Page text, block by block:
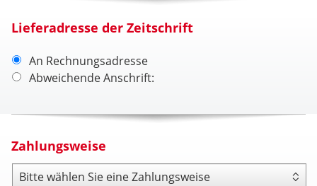
Lieferadresse der Zeitschrift
An Rechnungsadresse
Abweichende Anschrift:
Zahlungsweise
Zahlungsweise